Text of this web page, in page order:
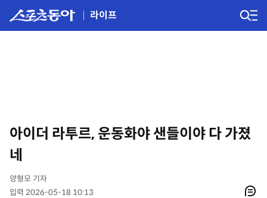
라이프
아이더 라투르, 운동화야 샌들이야 다 가졌
네
양형모 기자
입력 2026-05-18 10:13